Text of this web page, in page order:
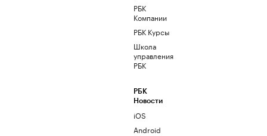
РБК
Компании
РБК Курсы
Школа
управления
РБК
РБК
Новости
iOS
Android